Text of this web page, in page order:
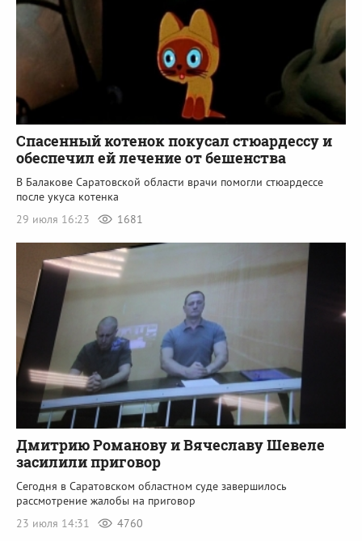
Спасенный котенок покусал стюардессу и
обеспечил ей лечение от бешенства
В Балакове Саратовской области врачи помогли стюардессе
после укуса котенка
29 июля 16:23
1681
Дмитрию Романову и Вячеславу Шевеле
засилили приговор
Сегодня в Саратовском областном суде завершилось
рассмотрение жалобы на приговор
23 июля 14:31
4760